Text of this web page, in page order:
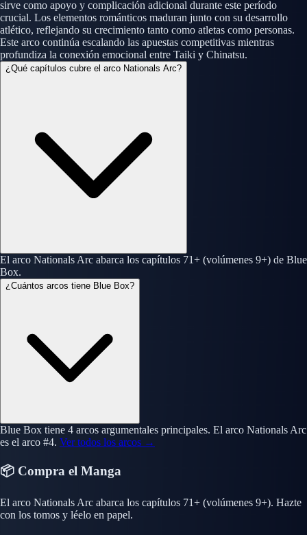
sirve como apoyo y complicación adicional durante este período
crucial. Los elementos románticos maduran junto con su desarrollo
atlético, reflejando su crecimiento tanto como atletas como personas.
Este arco continúa escalando las apuestas competitivas mientras
profundiza la conexión emocional entre Taiki y Chinatsu.
¿Qué capítulos cubre el arco Nationals Arc?
El arco Nationals Arc abarca los capítulos 71+ (volúmenes 9+) de Blue
Box.
¿Cuántos arcos tiene Blue Box?
Blue Box tiene 4 arcos argumentales principales. El arco Nationals Arc
es el arco #4. Ver todos los arcos →
📦 Compra el Manga
El arco Nationals Arc abarca los capítulos 71+ (volúmenes 9+). Hazte
con los tomos y léelo en papel.